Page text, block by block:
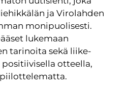
ja Virolahden
monipuolisesti.
lukemaan
tarinoita sekä liike-
otteella,